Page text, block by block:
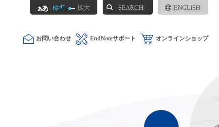
ENGLISH
SEARCH
標準 拡大
お問い合わせ EndNoteサポート オンラインショップ